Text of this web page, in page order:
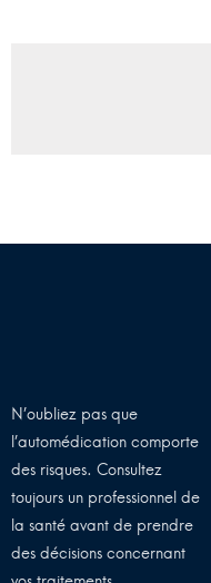
N’oubliez pas que
l’automédication comporte
des risques. Consultez
toujours un professionnel de
la santé avant de prendre
des décisions concernant